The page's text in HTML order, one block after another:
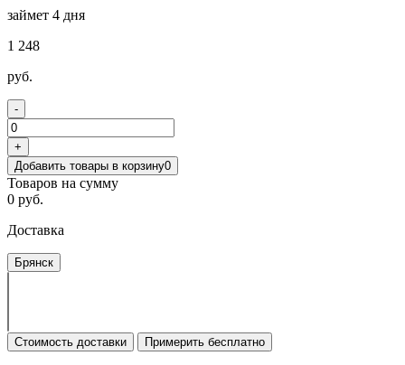
займет 4 дня
1 248
руб.
-
+
Добавить товары в корзину0
Товаров на сумму
0 руб.
Доставка
Брянск
Стоимость доставки Примерить бесплатно